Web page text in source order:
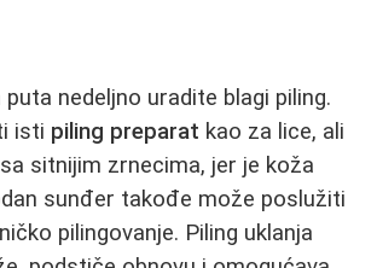
nedeljno uradite blagi piling.
isti piling preparat kao za lice, ali
sitnijim zrnecima, jer je koža
sunđer takođe može poslužiti
pilingovanje. Piling uklanja